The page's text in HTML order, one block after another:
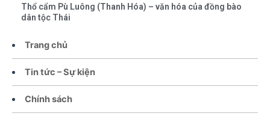
Trang chủ
Tin tức – Sự kiện
Chính sách
Thổ cẩm Pù Luông (Thanh Hóa) – văn hóa của đồng bào
dân tộc Thái